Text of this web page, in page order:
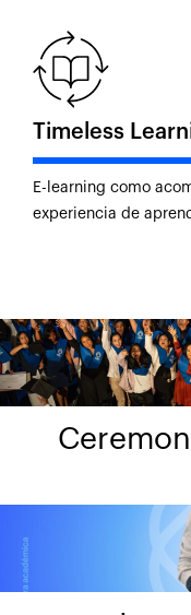
Timeless
E-learning como
experiencia de